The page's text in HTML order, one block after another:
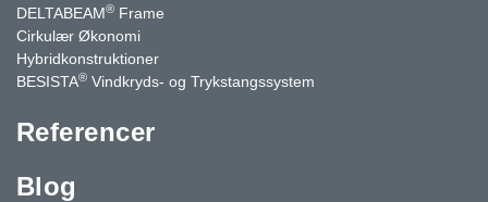
DELTABEAM® Frame
Cirkulær Økonomi
Hybridkonstruktioner
BESISTA® Vindkryds- og Trykstangssystem
Referencer
Blog